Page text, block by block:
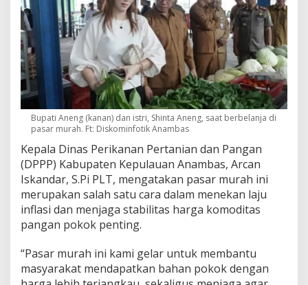
Bupati Aneng (kanan) dan istri, Shinta Aneng, saat berbelanja di
pasar murah. Ft: Diskominfotik Anambas
Kepala Dinas Perikanan Pertanian dan Pangan
(DPPP) Kabupaten Kepulauan Anambas, Arcan
Iskandar, S.Pi PLT, mengatakan pasar murah ini
merupakan salah satu cara dalam menekan laju
inflasi dan menjaga stabilitas harga komoditas
pangan pokok penting.
“Pasar murah ini kami gelar untuk membantu
masyarakat mendapatkan bahan pokok dengan